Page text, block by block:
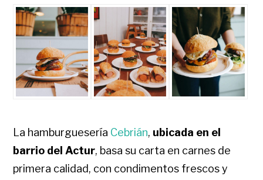
La hamburguesería Cebrián, ubicada en el
barrio del Actur, basa su carta en carnes de
primera calidad, con condimentos frescos y